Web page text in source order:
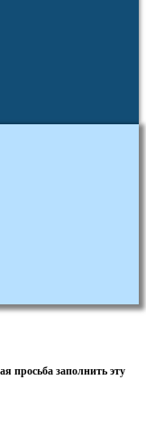
просьба заполнить эту